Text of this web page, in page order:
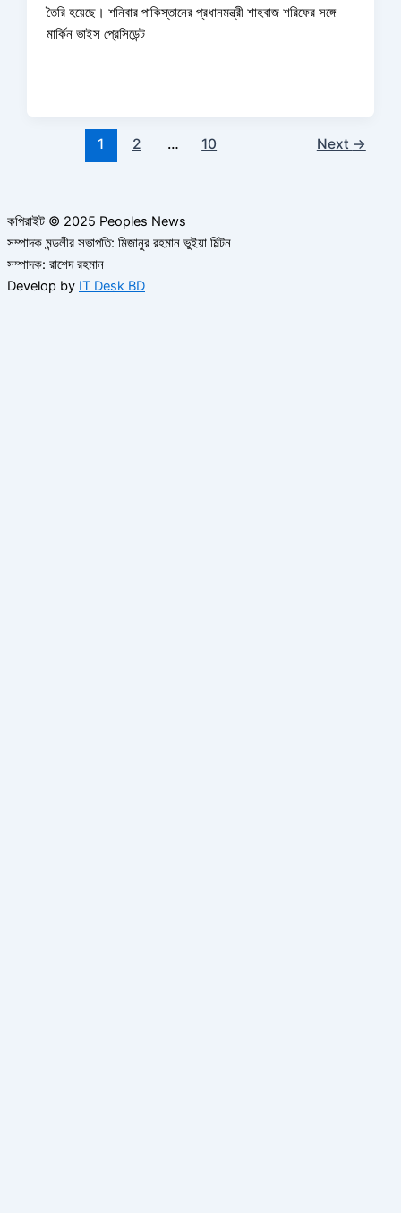
তৈরি হয়েছে। শনিবার পাকিস্তানের প্রধানমন্ত্রী শাহবাজ শরিফের সঙ্গে
মার্কিন ভাইস প্রেসিডেন্ট
1 2 … 10 Next →
কপিরাইট © 2025 Peoples News
সম্পাদক মন্ডলীর সভাপতি: মিজানুর রহমান ভুইয়া মিল্টন
সম্পাদক: রাশেদ রহমান
Develop by IT Desk BD